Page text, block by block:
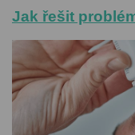
Jak řešit